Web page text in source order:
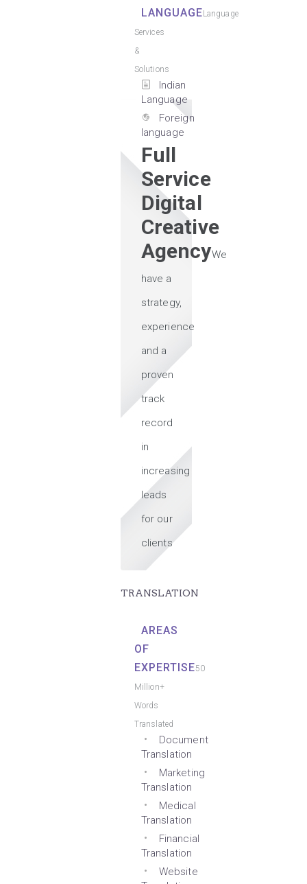
LANGUAGELanguage
Services
&
Solutions
Indian
Language
Foreign
language
Full
Service
Digital
Creative
AgencyWe
have a
strategy,
experience
and a
proven
track
record
in
increasing
leads
for our
clients
TRANSLATION
AREAS
OF
EXPERTISE50
Million+
Words
Translated
Document
Translation
Marketing
Translation
Medical
Translation
Financial
Translation
Website